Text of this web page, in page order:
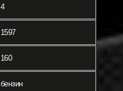
4
1597
160
бензин